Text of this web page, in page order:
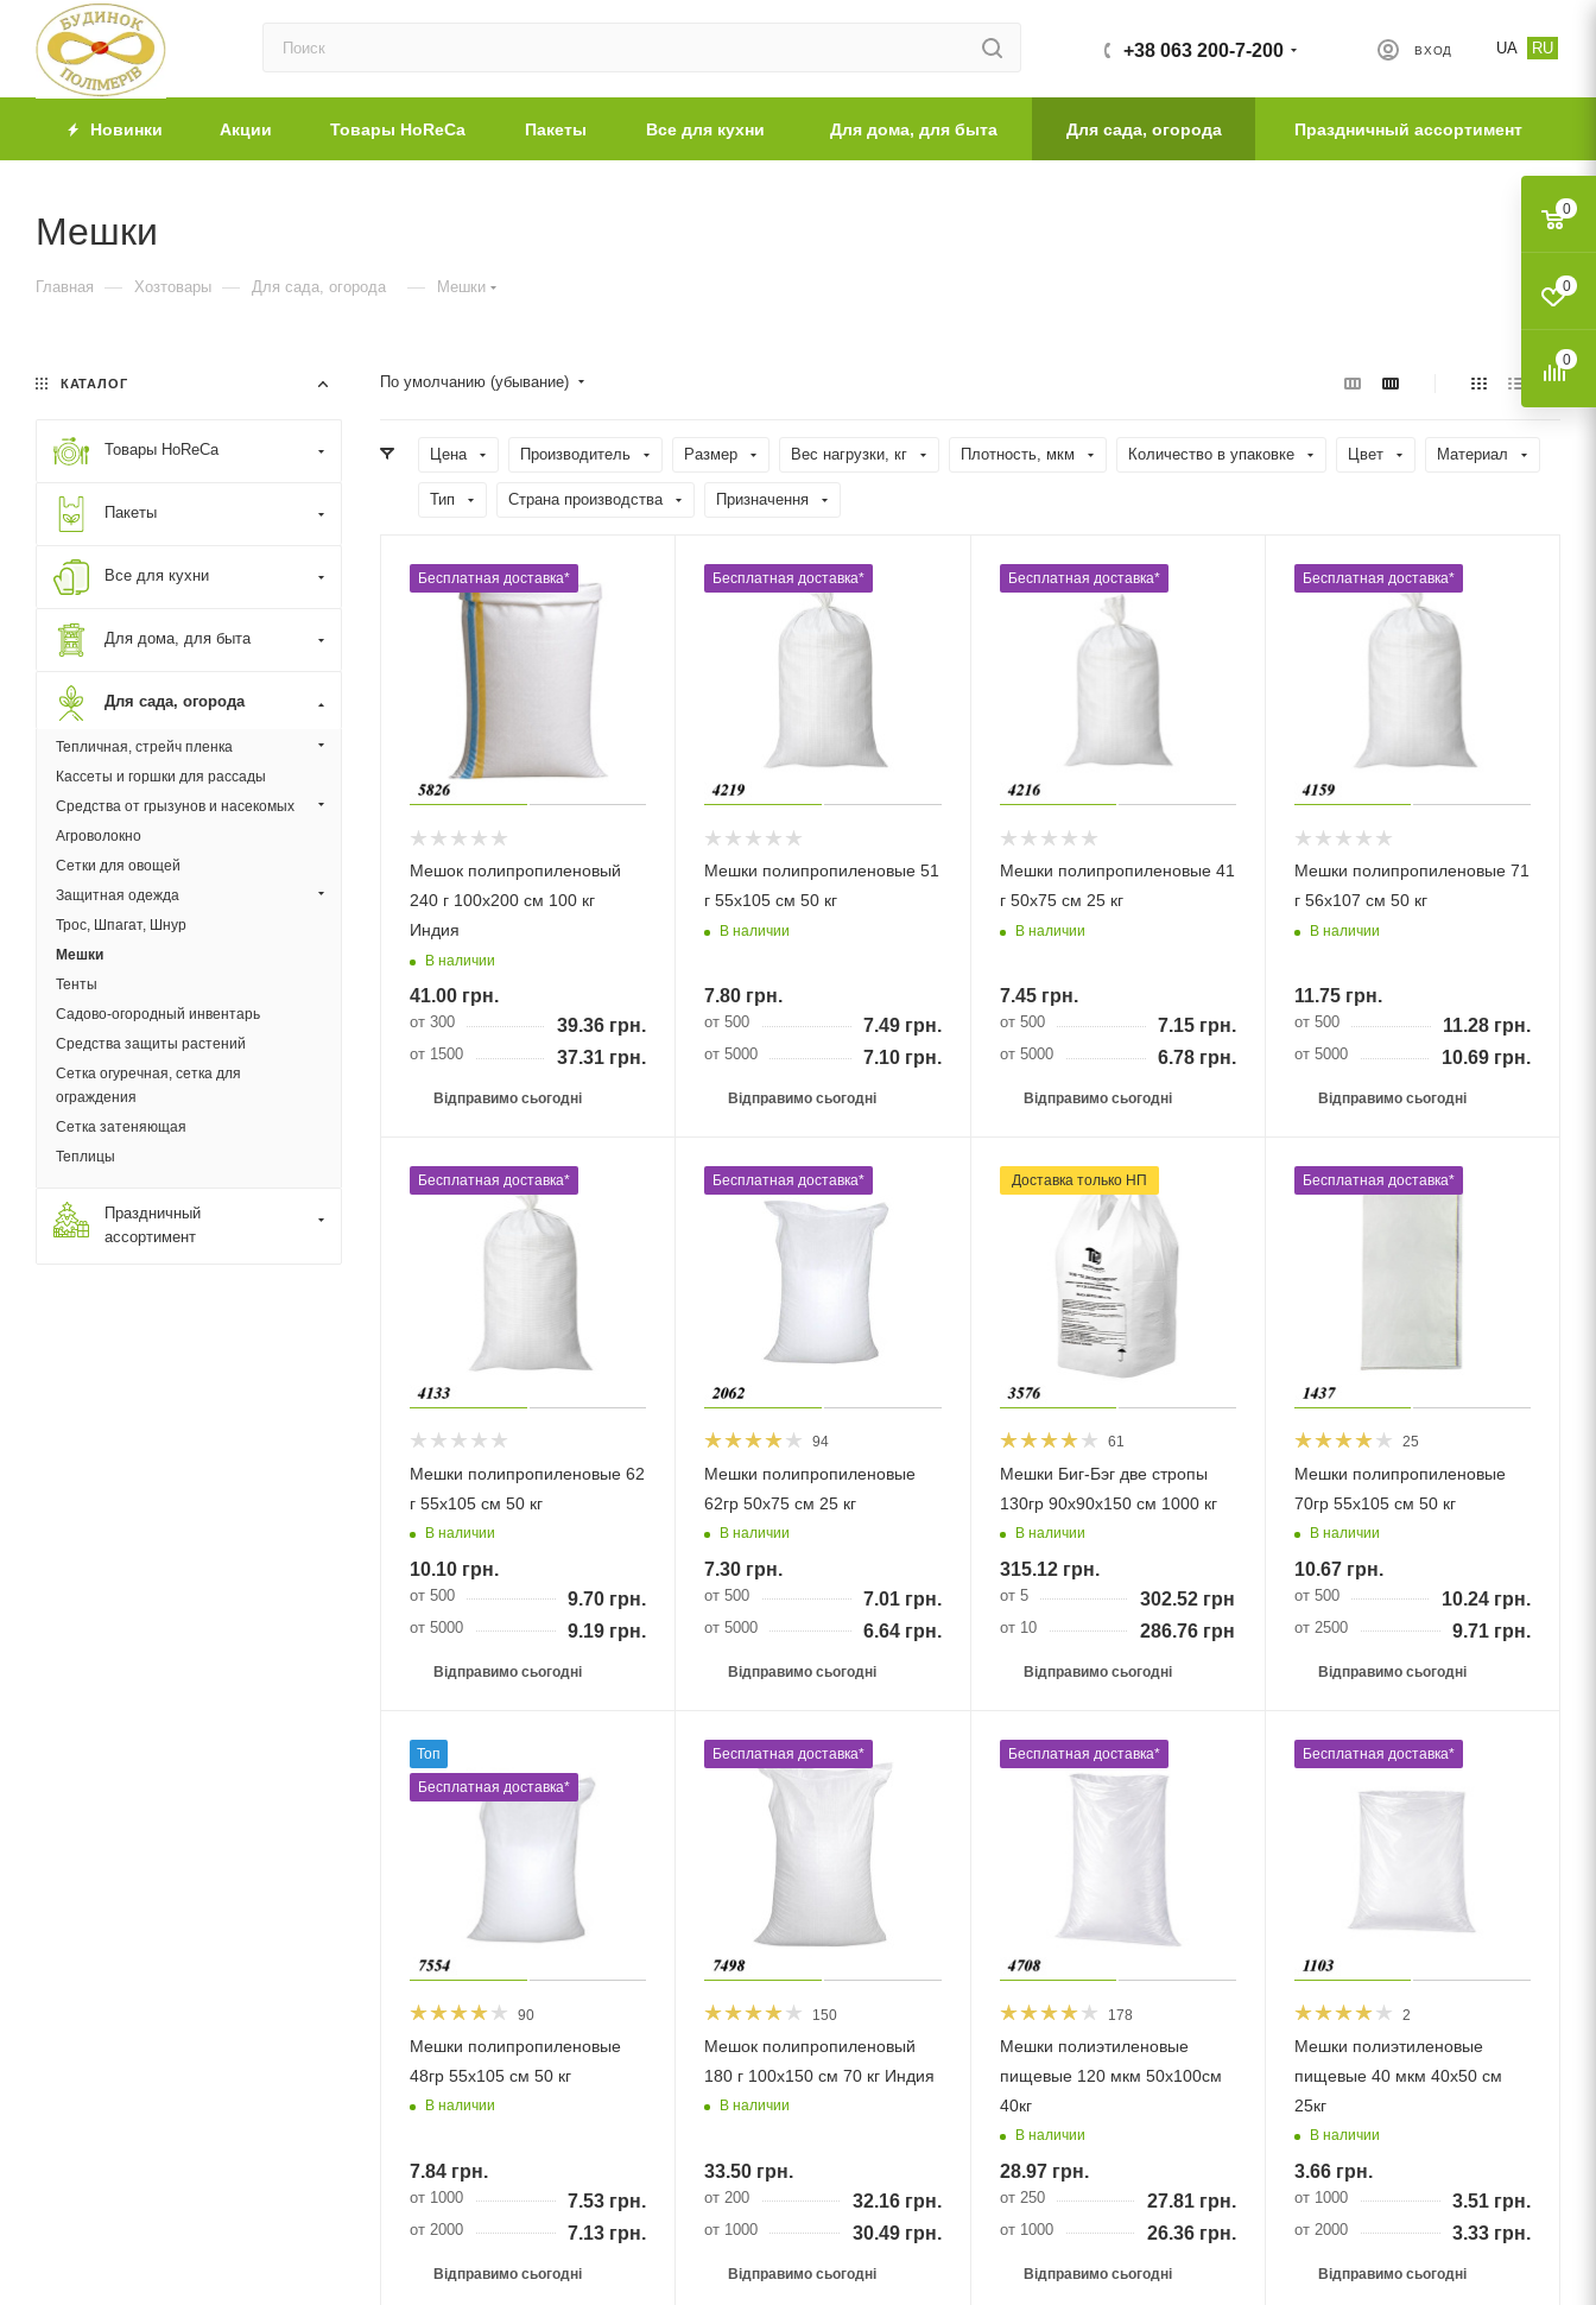
UA RU
ВХОД
+38 063 200-7-200
Новинки Акции Товары HoReCa Пакеты Все для кухни Для дома, для быта Для сада, огорода Праздничный ассортимент
Мешки
Главная — Хозтовары — Для сада, огорода — Мешки
По умолчанию (убывание)
Цена Производитель Размер Вес нагрузки, кг Плотность, мкм Количество в упаковке Цвет Материал
Тип Страна производства Призначення
Бесплатная доставка*
Мешок полипропиленовый
240 г 100х200 см 100 кг
Индия
В наличии
41.00 грн.
от 300 39.36 грн.
от 1500 37.31 грн.
Відправимо сьогодні
Бесплатная доставка*
Мешки полипропиленовые 51
г 55х105 см 50 кг
В наличии
7.80 грн.
от 500 7.49грн.
от 5000 7.10грн.
Відправимо сьогодні
Бесплатная доставка*
Мешки полипропиленовые 41
г 50х75 см 25 кг
В наличии
7.45грн.
от 500 7.15грн.
от 5000 6.78грн.
Відправимо сьогодні
Бесплатная доставка*
Мешки полипропиленовые 71
г 56х107 см 50 кг
В наличии
11.75грн.
от 500 11.28 грн.
от 5000 10.69 грн.
Відправимо сьогодні
Бесплатная доставка*
Мешки полипропиленовые 62
г 55х105 см 50 кг
В наличии
10.10 грн.
от 500 9.70 грн.
от 5000 9.19 грн.
Відправимо сьогодні
Бесплатная доставка*
94
Мешки полипропиленовые
62гр 50х75 см 25 кг
В наличии
7.30 грн.
от 500 7.01грн.
от 5000 6.64грн.
Відправимо сьогодні
Доставка тільки НП
61
Мешки Биг-Бэг две стропы
130гр 90x90x150 см 1000 кг
В наличии
315.12грн.
от 5 302.52 грн.
от 10 286.76 грн.
Відправимо сьогодні
Бесплатная доставка*
25
Мешки полипропиленовые
70гр 55х105 см 50 кг
В наличии
10.67грн.
от 500 10.24 грн.
от 2500 9.71 грн.
Відправимо сьогодні
Топ
Бесплатная доставка*
90
Мешки полипропиленовые
48гр 55х105 см 50 кг
В наличии
7.84 грн.
от 1000 7.53 грн.
от 2000 7.13 грн.
Відправимо сьогодні
Бесплатная доставка*
150
Мешок полипропиленовый
180 г 100х150 см 70 кг Индия
В наличии
33.50 грн.
от 200 32.16грн.
от 1000 30.49грн.
Відправимо сьогодні
Бесплатная доставка*
178
Мешки полиэтиленовые
пищевые 120 мкм 50х100см
40кг
В наличии
28.97грн.
от 250 27.81грн.
от 1000 26.36грн.
Відправимо сьогодні
Бесплатная доставка*
2
Мешки полиэтиленовые
пищевые 40 мкм 40х50 см
25кг
В наличии
3.66грн.
от 1000 3.51 грн.
от 2000 3.33 грн.
Відправимо сьогодні
КАТАЛОГ
Товары HoReCa
Пакеты
Все для кухни
Для дома, для быта
Для сада, огорода
Тепличная, стрейч пленка
Кассеты и горшки для рассады
Средства от грызунов и насекомых
Агроволокно
Сетки для овощей
Защитная одежда
Трос, Шпагат, Шнур
Мешки
Тенты
Садово-огородный инвентарь
Средства защиты растений
Сетка огуречная, сетка для
ограждения
Сетка затеняющая
Теплицы
Праздничный
ассортимент
0
0
0